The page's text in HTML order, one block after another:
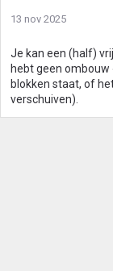
13 nov 2025
Je kan een (half)
hebt geen
blokken staat, of
verschuiven).